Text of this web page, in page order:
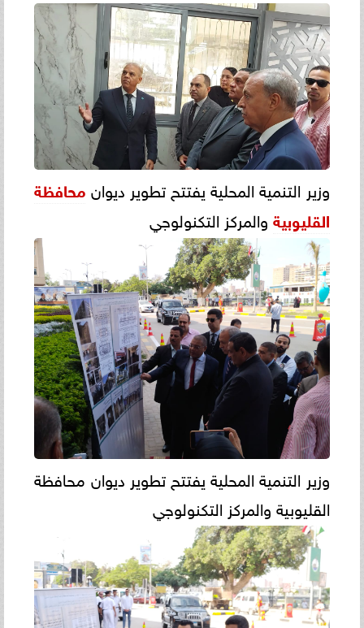
وزير التنمية المحلية يفتتح تطوير ديوان محافظة
القليوبية والمركز التكنولوجي
وزير التنمية المحلية يفتتح تطوير ديوان محافظة
القليوبية والمركز التكنولوجي